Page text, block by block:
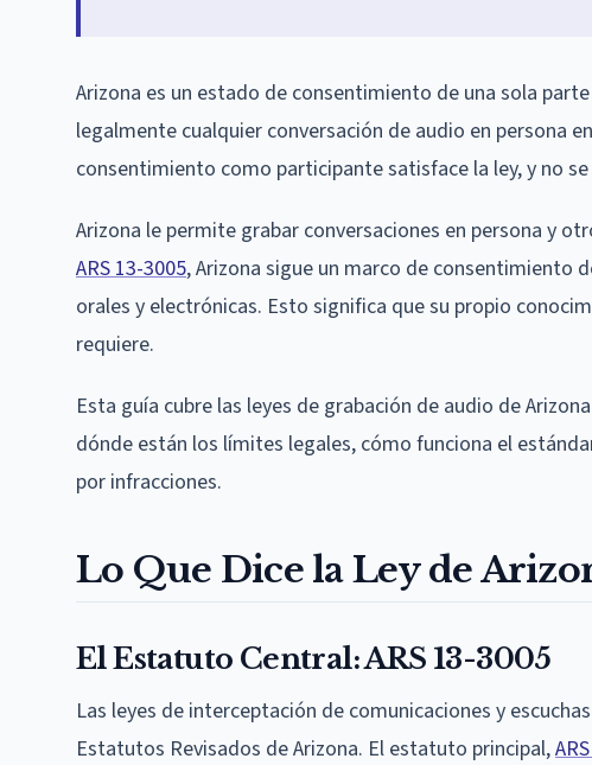
Arizona es un estado de consentimiento de una sola
legalmente cualquier conversación de audio en persona
consentimiento como participante satisface la ley, y no
Arizona le permite grabar conversaciones en persona y
ARS 13-3005, Arizona sigue un marco de consentimiento
orales y electrónicas. Esto significa que su propio
requiere.
Esta guía cubre las leyes de grabación de audio de
dónde están los límites legales, cómo funciona el
por infracciones.
Lo Que Dice la Ley de
El Estatuto Central: ARS 13-3005
Las leyes de interceptación de comunicaciones y
Estatutos Revisados de Arizona. El estatuto principal,